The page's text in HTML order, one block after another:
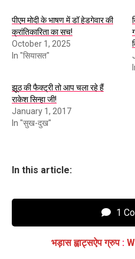
पीएम मोदी के भाषण में डॉ हेडगेवार की
क्रांतिकारिता का सच!
October 1, 2025
In "सियासत"
झूठ की फैक्ट्री तो आप चला रहे हैं
राकेश सिन्हा जी!
January 1, 2017
In "सुख-दुख"
In this article:
1
भड़ास ह्वाट्सऐप ग्रुप :